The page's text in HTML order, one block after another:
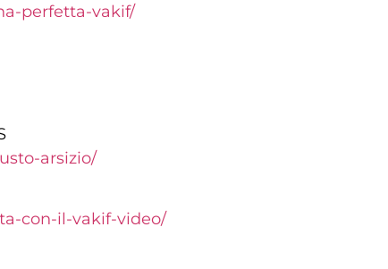
perfetta-vakif/
arsizio/
con-il-vakif-video/